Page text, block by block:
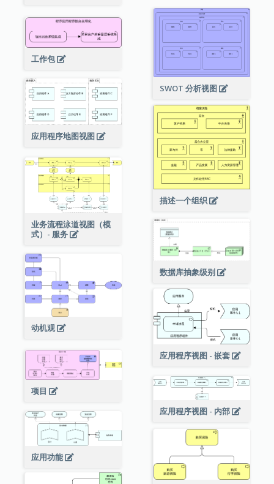
SWOT 分析视图
工作包
应用程序地图视图
描述一个组织
业务流程泳道视图（模
式）- 服务
数据库抽象级别
动机观
应用程序视图 - 嵌套
项目
应用程序视图 - 内部
应用功能